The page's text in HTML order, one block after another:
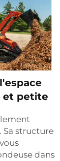
et petite
Sa structure
dans